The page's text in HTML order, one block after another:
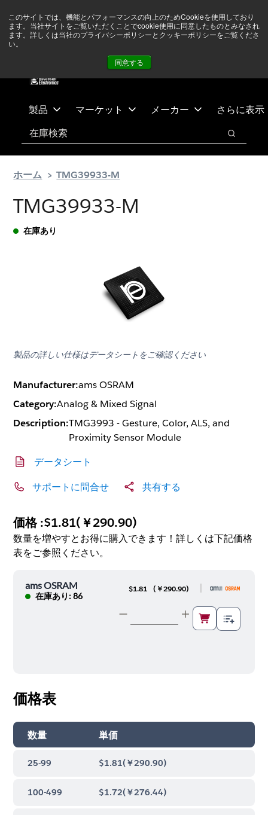
このサイトでは、機能とパフォーマンスの向上のためCookieを使用しており
ます。当社サイトをご覧いただくことでcookie使用に同意したものとみなされ
ます。詳しくは当社のプライバシーポリシーとクッキーポリシーをご覧くださ
い。
同意する
テ
ス
ありません 詳しい情報はこちら➜
製品 マーケット メーカー さらに表示
検索
検索
ホーム TMG39933-M
TMG39933-M
在庫あり
製品の詳しい仕様はデータシートをご確認ください
Manufacturer:ams OSRAM
Category:Analog & Mixed Signal
Description:TMG3993 - Gesture, Color, ALS, and
Proximity Sensor Module
データシート
サポートに問合せ 共有する
価格 :$1.81(￥290.90)
数量を増やすとお得に購入できます！詳しくは下記価格
表をご参照ください。
ams OSRAM
在庫あり: 86
$1.81 ( ￥290.90)
価格表
数量 単価
25-99 $1.81(￥290.90)
100-499 $1.72(￥276.44)